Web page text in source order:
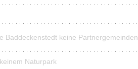
Baddeckenstedt keine Partnergemeinden
Naturpark